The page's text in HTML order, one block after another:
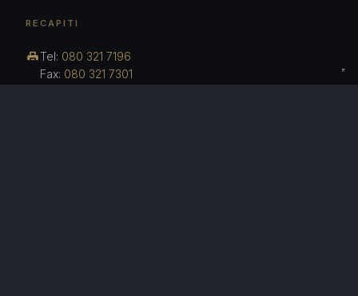
RECAPITI
Tel: 080 321 7196
Fax: 080 321 7301